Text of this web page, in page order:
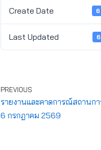
Create Date 6
Last Updated
PREVIOUS
รายงานและคาดการณ์สถาน
6 กรกฎาคม 2569